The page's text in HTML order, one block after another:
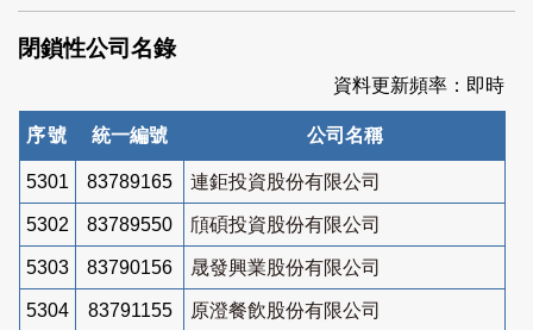
索
閉鎖性公司名錄
資料更新頻率：即時
序號 統一編號 公司名稱
5301 83789165 連鉅投資股份有限公司
5302 83789550 頎碩投資股份有限公司
5303 83790156 晟發興業股份有限公司
5304 83791155 原澄餐飲股份有限公司